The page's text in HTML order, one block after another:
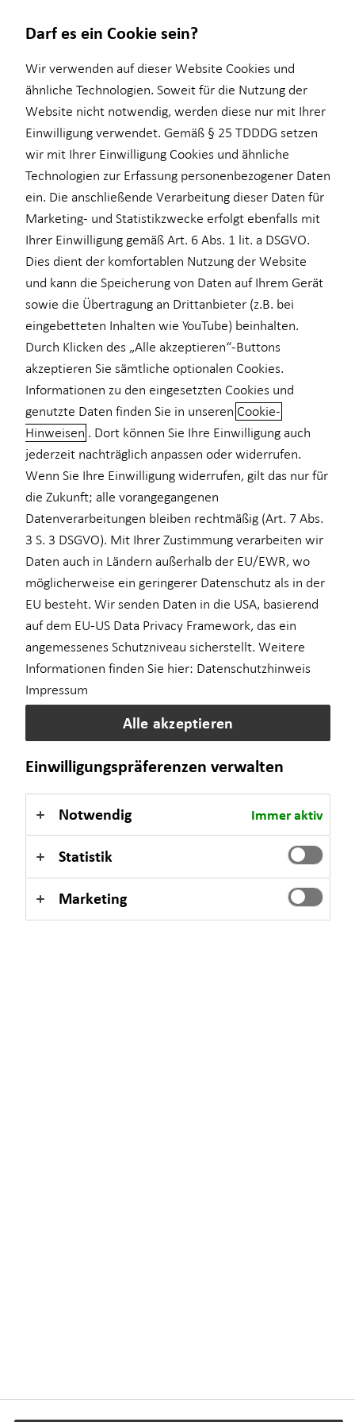
Über HORBACH
Kundenportal
Ganzheitliche Beratung
Altersvorsorge
Betriebliche Altersvorsorge
Kapitalanlage Immobilien
für Lehrkräfte
für Medizinberufe
für Unternehmen
Private Krankenvorsorge
Einkommenssicherung
Kindervorsorge
Sach- und Vermögenssicherung
Karrierechancen
Simon Buchfink
Seniorberater
Anruf
simon.buchfink@horbach.de
Curiestraße 4
70563 Stuttgart
+49 (177) 2109803
Geschäftszeiten
Montag 09:00 - 20:00 Uhr
Dienstag
Mittwoch 09:00 - 20:00 Uhr
Donnerstag 09:00 - 20:00 Uhr
Samstag 10:00 - 16:00 Uhr
Geschäftszeiten auf Anfrage möglich.
Kontaktformular
Darf es ein Cookie sein?
Wir verwenden auf dieser Website Cookies und
ähnliche Technologien. Soweit für die Nutzung der
Website nicht notwendig, werden diese nur mit Ihrer
Einwilligung verwendet. Gemäß § 25 TDDDG setzen
wir mit Ihrer Einwilligung Cookies und ähnliche
Technologien zur Erfassung personenbezogener Daten
ein. Die anschließende Verarbeitung dieser Daten für
Marketing- und Statistikzwecke erfolgt ebenfalls mit
Ihrer Einwilligung gemäß Art. 6 Abs. 1 lit. a DSGVO.
Dies dient der komfortablen Nutzung der Website
und kann die Speicherung von Daten auf Ihrem Gerät
sowie die Übertragung an Drittanbieter (z.B. bei
eingebetteten Inhalten wie YouTube) beinhalten.
Durch Klicken des „Alle akzeptieren“-Buttons
akzeptieren Sie sämtliche optionalen Cookies.
Informationen zu den eingesetzten Cookies und
genutzte Daten finden Sie in unseren Cookie-
Hinweisen . Dort können Sie Ihre Einwilligung auch
jederzeit nachträglich anpassen oder widerrufen.
Wenn Sie Ihre Einwilligung widerrufen, gilt das nur für
die Zukunft; alle vorangegangenen
Datenverarbeitungen bleiben rechtmäßig (Art. 7 Abs.
3 S. 3 DSGVO). Mit Ihrer Zustimmung verarbeiten wir
Daten auch in Ländern außerhalb der EU/EWR, wo
möglicherweise ein geringerer Datenschutz als in der
EU besteht. Wir senden Daten in die USA, basierend
auf dem EU-US Data Privacy Framework, das ein
angemessenes Schutzniveau sicherstellt. Weitere
Informationen finden Sie hier: Datenschutzhinweis
Impressum
Alle akzeptieren
Einwilligungspräferenzen verwalten
Notwendig Immer aktiv
Statistik
Marketing